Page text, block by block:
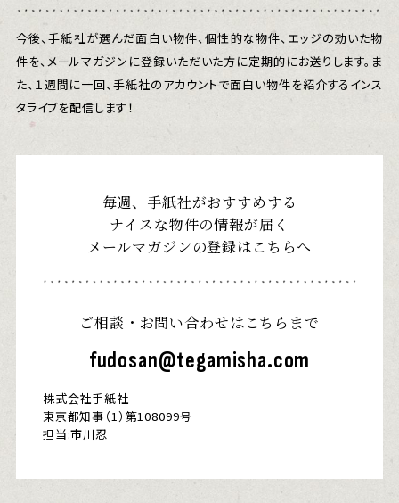
今後、手紙社が選んだ面白い物件、個性的な物件、エッジの効いた物
件を、メールマガジンに登録いただいた方に定期的にお送りします。ま
た、１週間に一回、手紙社のアカウントで面白い物件を紹介するインス
タライブを配信します！
毎週、手紙社がおすすめする
ナイスな物件の情報が届く
メールマガジンの登録はこちらへ
ご相談・お問い合わせはこちらまで
fudosan@tegamisha.com
株式会社手紙社
東京都知事（1）第108099号
担当:市川忍